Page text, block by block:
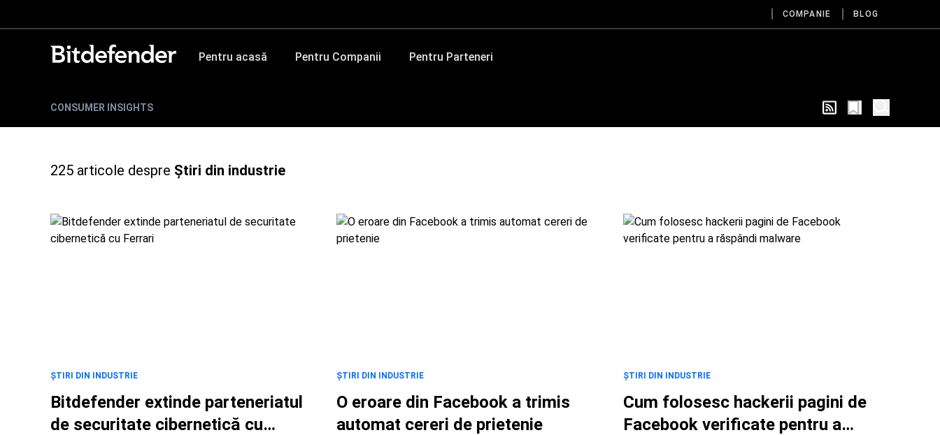
COMPANIE BLOG
Pentru acasă Pentru Companii Pentru Parteneri
CONSUMER INSIGHTS
225 articole despre Știri din industrie
ȘTIRI DIN INDUSTRIE
Bitdefender extinde parteneriatul
de securitate cibernetică cu
ȘTIRI DIN INDUSTRIE
O eroare din Facebook a trimis
automat cereri de prietenie
ȘTIRI DIN INDUSTRIE
Cum folosesc hackerii pagini de
Facebook verificate pentru a